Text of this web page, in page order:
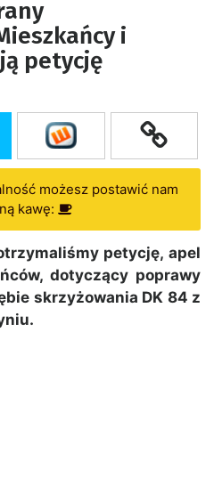
i
petycję
możesz postawić nam
kawę:
petycję, apel
dotyczący poprawy
skrzyżowania DK 84 z